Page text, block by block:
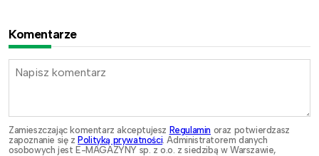
Komentarze
Zamieszczając komentarz akceptujesz Regulamin oraz potwierdzasz
zapoznanie się z Polityką prywatności. Administratorem danych
osobowych jest E-MAGAZYNY sp. z o.o. z siedzibą w Warszawie,